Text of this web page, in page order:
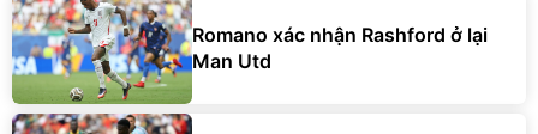
Romano xác nhận Rashford ở lại
Man Utd